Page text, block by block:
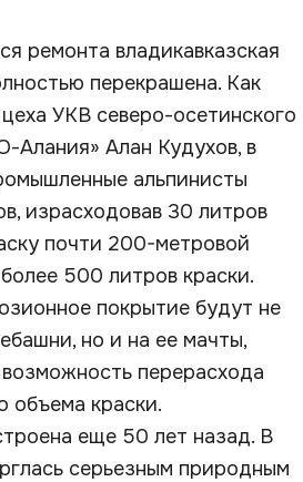
ремонта владикавказская
перекрашена. Как
УКВ северо-осетинского
Алан Кудухов, в
альпинисты
израсходовав 30 литров
почти 200-метровой
500 литров краски.
покрытие будут не
но и на ее мачты,
перерасхода
объема краски.
еще 50 лет назад. В
серьезным природным